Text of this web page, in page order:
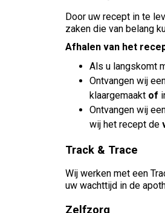
Door uw recept in te
zaken die van belang
Afhalen van het
Als u langskomt
Ontvangen wij
klaargemaakt of
Ontvangen wij
wij het recept de
Track & Trace
Wij werken met een
uw wachttijd in de
Zelfzorg